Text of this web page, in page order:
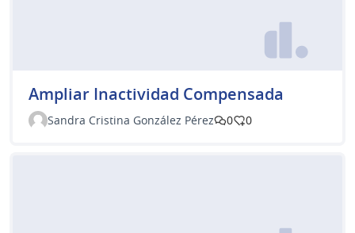
Ampliar Inactividad Compensada
Sandra Cristina González Pérez 0 0